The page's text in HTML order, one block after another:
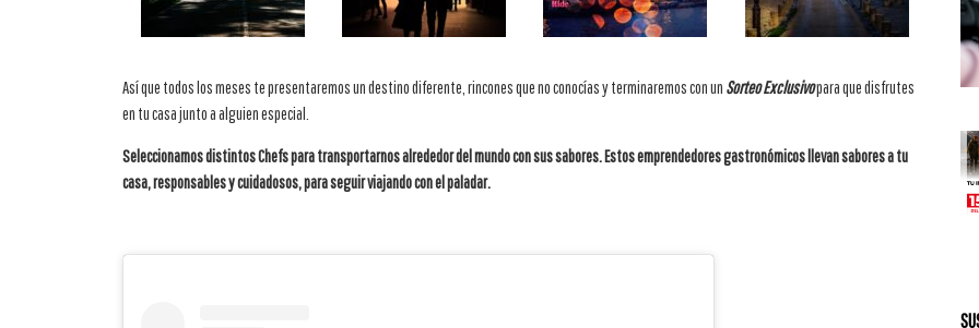
Así que todos los meses te presentaremos un destino diferente, rincones que no conocías y terminaremos con un Sorteo Exclusivopara que disfrutes
en tu casa junto a alguien especial.
Seleccionamos distintos Chefs para transportarnos alrededor del mundo con sus sabores. Estos emprendedores gastronómicos llevan sabores a tu
casa, responsables y cuidadosos, para seguir viajando con el paladar.